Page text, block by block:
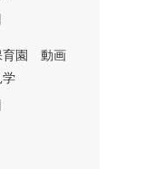
育園 動画
学